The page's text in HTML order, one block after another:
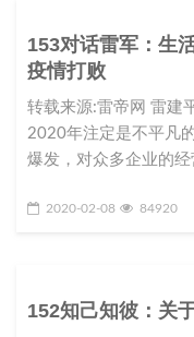
153对话雷军：生
疫情打败
转载来源:雷帝网 雷建
2020年注定是不平凡
爆发，对众多企业的
2020-02-08 84920
152知己知彼：关